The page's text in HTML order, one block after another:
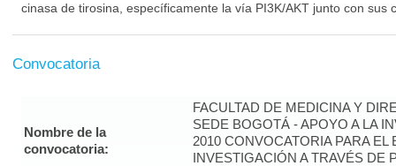
cinasa de tirosina, específicamente la vía PI3K/AKT junto con sus
Convocatoria
Nombre de la
convocatoria:
FACULTAD DE MEDICINA Y
SEDE BOGOTÁ - APOYO A LA
2010 CONVOCATORIA PARA EL
INVESTIGACIÓN A TRAVÉS DE